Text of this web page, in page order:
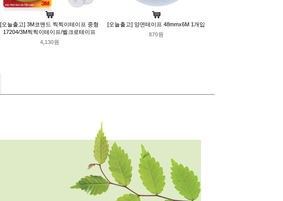
[오늘출고] 3M코맨드 찍찍이테이프 중형
17204/3M찍찍이테이프/벨크로테이프
4,130원
[오늘출고] 양면테이프 48mmx6M 1개입
870원